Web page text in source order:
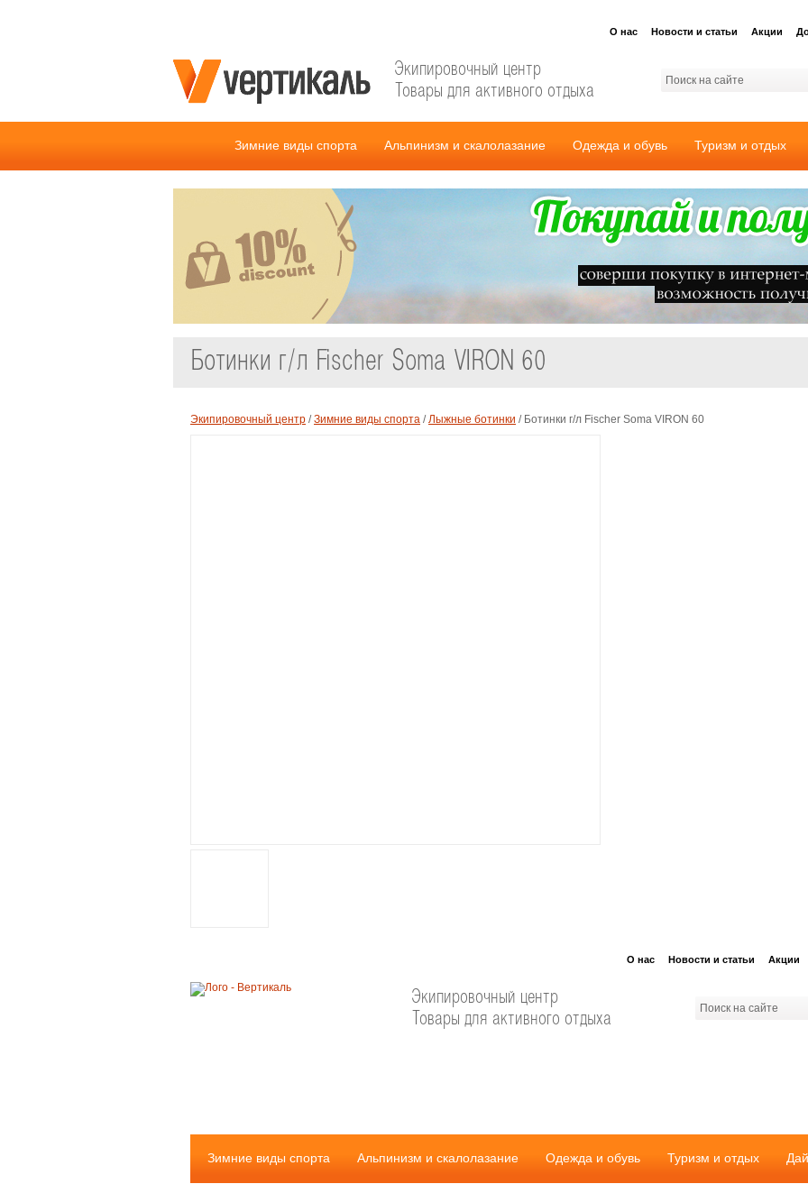
Экипировочный центр
Товары для активного отдыха
О нас Новости и статьи Акции
Зимние виды спорта Альпинизм и скалолазание Одежда и обувь Туризм и отдых
Ботинки г/л Fischer Soma VIRON 60
Экипировочный центр /Зимние виды спорта /Лыжные ботинки / Ботинки г/л Fischer Soma VIRON 60
Экипировочный центр
Товары для активного отдыха
О нас Новости и статьи Акции
Зимние виды спорта Альпинизм и скалолазание Одежда и обувь Туризм и отдых